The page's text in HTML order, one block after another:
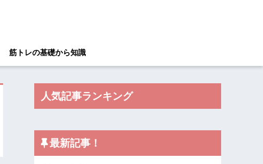
筋トレの基礎から知識
人気記事ランキング
最新記事！